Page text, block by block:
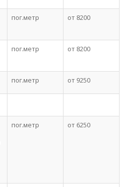
пог.метр от 8200
пог.метр от 8200
пог.метр от 9250
пог.метр от 6250